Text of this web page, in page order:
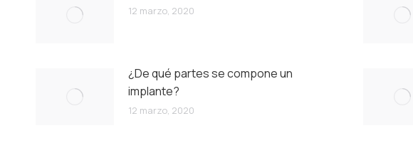
12 marzo, 2020
¿De qué partes se compone un
implante?
12 marzo, 2020